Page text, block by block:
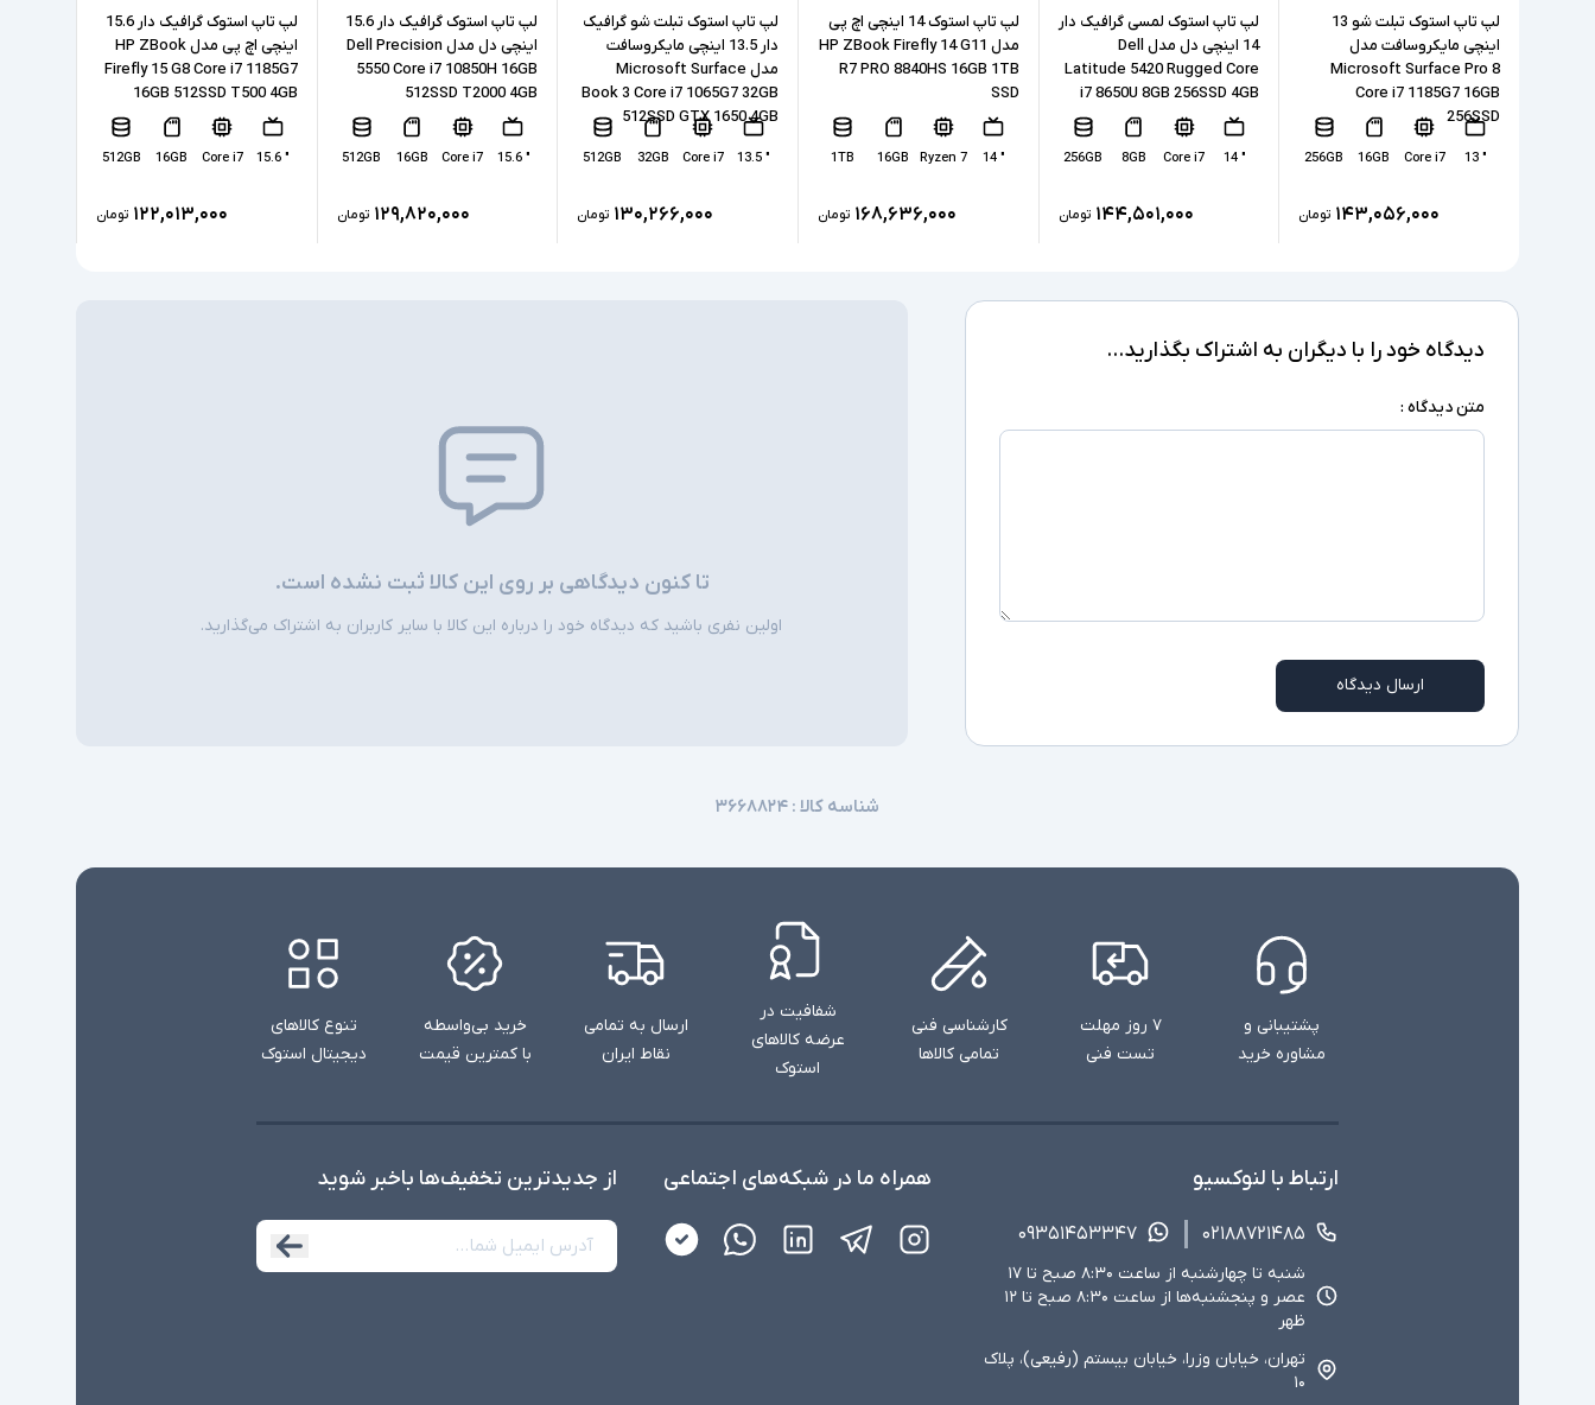
نوع حافظه داخلی SSD
پردازنده گرافیکی
Intel Iris Plus Graphics + Nvidia GeForce GTX
1660 Ti
کارت گرافیک اختصاصی 6GB
درگاه های ارتباطی
Connect, SD Reader, headphone/microphone
نور پس زمینه کیبورد - دو دوربین - کیبورد جدا
مغناطیس سنج - سنسور نور محیطی - ژیروسکوپ
لپ تاپ استوک تبلت شو 13
اینچی مایکروسافت مدل
Microsoft Surface Pro 8
Core i7 1185G7 16GB
256SSD
" 13
Core i7
16GB
256GB
۱۴۳,۰۵۶,۰۰۰ تومان
لپ تاپ استوک لمسی گرافیک دار
14 اینچی دل مدل Dell
Latitude 5420 Rugged Core
i7 8650U 8GB 256SSD 4GB
" 14
Core i7
8GB
256GB
۱۴۴,۵۰۱,۰۰۰ تومان
لپ تاپ استوک 14 اینچی اچ پی
مدل HP ZBook Firefly 14 G11
R7 PRO 8840HS 16GB 1TB
SSD
" 14
Ryzen 7
16GB
1TB
۱۶۸,۶۳۶,۰۰۰ تومان
لپ تاپ استوک تبلت شو گرافیک
دار 13.5 اینچی مایکروسافت
مدل Microsoft Surface
Book 3 Core i7 1065G7 32GB
512SSD GTX 1650 4GB
" 13.5
Core i7
32GB
512GB
۱۳۰,۲۶۶,۰۰۰ تومان
لپ تاپ استوک گرافیک دار 15.6
اینچی دل مدل Dell Precision
5550 Core i7 10850H 16GB
512SSD T2000 4GB
" 15.6
Core i7
16GB
512GB
۱۲۹,۸۲۰,۰۰۰ تومان
لپ تاپ استوک گرافیک دار 15.6
اینچی اچ پی مدل HP ZBook
Firefly 15 G8 Core i7 1185G7
16GB 512SSD T500 4GB
" 15.6
Core i7
16GB
512GB
۱۲۲,۰۱۳,۰۰۰ تومان
دیدگاه خود را با دیگران به اشتراک بگذارید...
متن دیدگاه :
ارسال دیدگاه
تا کنون دیدگاهی بر روی این کالا ثبت نشده است.
اولین نفری باشید که دیدگاه خود را درباره این کالا با سایر کاربران به اشتراک می‌گذارید.
شناسه کالا : ۳۶۶۸۸۲۴
پشتیبانی و
مشاوره خرید
۷ روز مهلت
تست فنی
کارشناسی فنی
تمامی کالاها
شفافیت در
عرضه کالاهای
استوک
ارسال به تمامی
نقاط ایران
خرید بی‌واسطه
با کمترین قیمت
تنوع کالاهای
دیجیتال استوک
ارتباط با لنوکسیو
۰۲۱۸۸۷۲۱۴۸۵ ۰۹۳۵۱۴۵۳۳۴۷
شنبه تا چهارشنبه از ساعت ۸:۳۰ صبح تا ۱۷
عصر و پنجشنبه‌ها از ساعت ۸:۳۰ صبح تا ۱۲
ظهر
تهران، خیابان وزرا، خیابان بیستم (رفیعی)، پلاک
۱۰
همراه ما در شبکه‌های اجتماعی از جدید‌ترین تخفیف‌ها با‌خبر شوید